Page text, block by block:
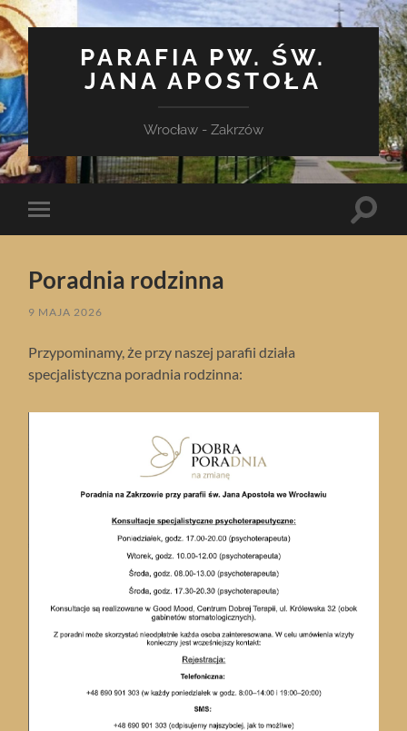
PARAFIA PW. ŚW.
JANA APOSTOŁA
Wrocław - Zakrzów
Toggle
mobile
Toggle
Poradnia rodzinna
9 MAJA 2026
Przypominamy, że przy naszej parafii działa
specjalistyczna poradnia rodzinna: